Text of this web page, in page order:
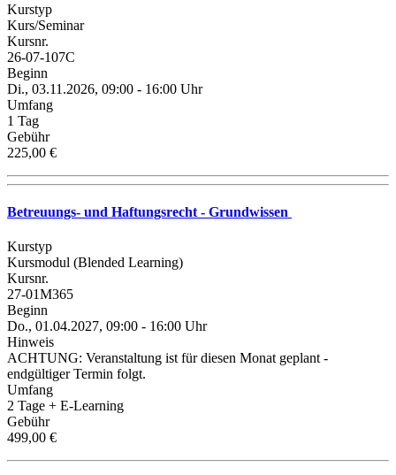
Kurstyp
Kurs/Seminar
Kursnr.
26-07-107C
Beginn
Di., 03.11.2026, 09:00 - 16:00 Uhr
Umfang
1 Tag
Gebühr
225,00 €
Betreuungs- und Haftungsrecht - Grundwissen
Kurstyp
Kursmodul (Blended Learning)
Kursnr.
27-01M365
Beginn
Do., 01.04.2027, 09:00 - 16:00 Uhr
Hinweis
ACHTUNG: Veranstaltung ist für diesen Monat geplant -
endgültiger Termin folgt.
Umfang
2 Tage + E-Learning
Gebühr
499,00 €